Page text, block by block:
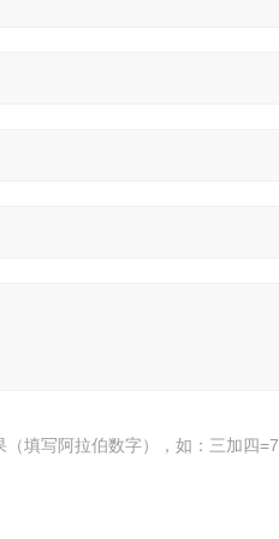
（填写阿拉伯数字），如：三加四=7